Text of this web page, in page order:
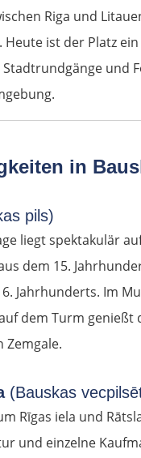
Riga und
Heute ist der Platz
und
in
pils)
liegt spektakulär
dem 15.
Jahrhunderts. Im
dem Turm
Zemgale.
(Bauskas
Rīgas iela und
und einzelne